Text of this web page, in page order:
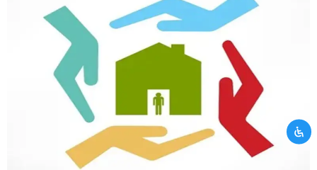
USAHA TERBAIK KAMI UNTUK KAMU
TERIMA KASIH ATAS WAKTU
LUANG KAMU
Mohon maaf data informasi yang kamu berikan
tidak memenuhi persyaratan kami. Silahkan
hubungi kami melalui layanan kontak CRM.